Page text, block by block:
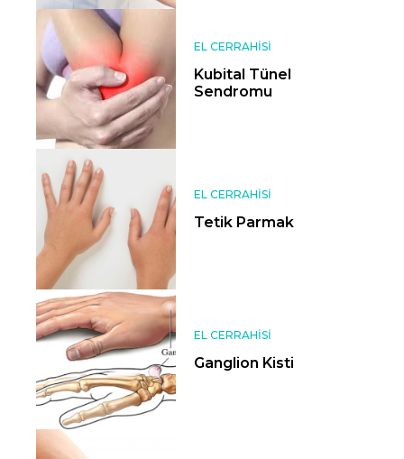
EL CERRAHISI
Kubital Tünel
Sendromu
EL CERRAHISI
Tetik Parmak
EL CERRAHISI
Ganglion Kisti